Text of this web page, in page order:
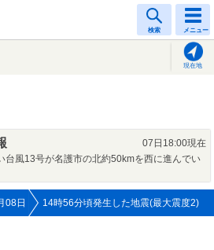
検索 メニュー
現在地
07日18:00現在
台風13号が名護市の北約50kmを西に進んでい
08日 14時56分頃発生した地震(最大震度2)